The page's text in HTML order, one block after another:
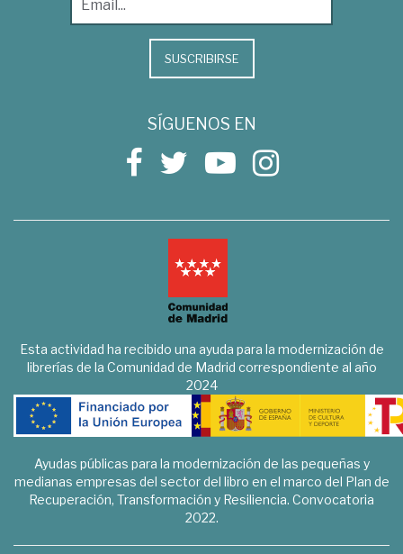
SUSCRIBIRSE
SÍGUENOS EN
Esta actividad ha recibido una ayuda para la modernización de
librerías de la Comunidad de Madrid correspondiente al año
2024
Ayudas públicas para la modernización de las pequeñas y
medianas empresas del sector del libro en el marco del Plan de
Recuperación, Transformación y Resiliencia. Convocatoria
2022.